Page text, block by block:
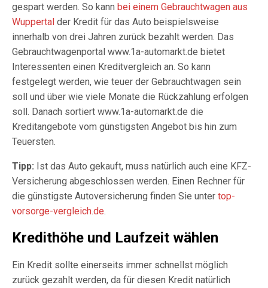
gespart werden. So kann bei einem Gebrauchtwagen aus
Wuppertal der Kredit für das Auto beispielsweise
innerhalb von drei Jahren zurück bezahlt werden. Das
Gebrauchtwagenportal www.1a-automarkt.de bietet
Interessenten einen Kreditvergleich an. So kann
festgelegt werden, wie teuer der Gebrauchtwagen sein
soll und über wie viele Monate die Rückzahlung erfolgen
soll. Danach sortiert www.1a-automarkt.de die
Kreditangebote vom günstigsten Angebot bis hin zum
Teuersten.
Tipp: Ist das Auto gekauft, muss natürlich auch eine KFZ-
Versicherung abgeschlossen werden. Einen Rechner für
die günstigste Autoversicherung finden Sie unter top-
vorsorge-vergleich.de.
Kredithöhe und Laufzeit wählen
Ein Kredit sollte einerseits immer schnellst möglich
zurück gezahlt werden, da für diesen Kredit natürlich